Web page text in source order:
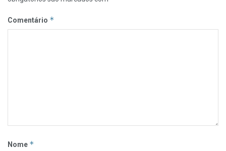
Comentário *
Nome *